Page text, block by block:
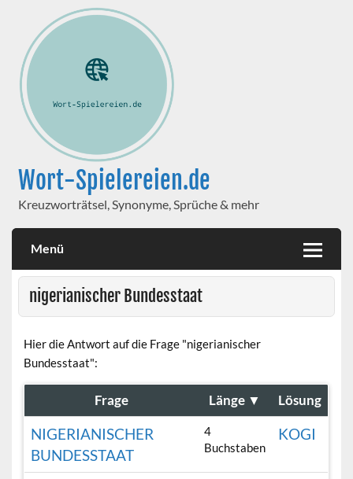
Wort-Spielereien.de
Kreuzworträtsel, Synonyme, Sprüche & mehr
Menü
nigerianischer Bundesstaat
Hier die Antwort auf die Frage "nigerianischer
Bundesstaat":
Frage Länge ▼ Lösung
NIGERIANISCHER
BUNDESSTAAT
4
Buchstaben
KOGI